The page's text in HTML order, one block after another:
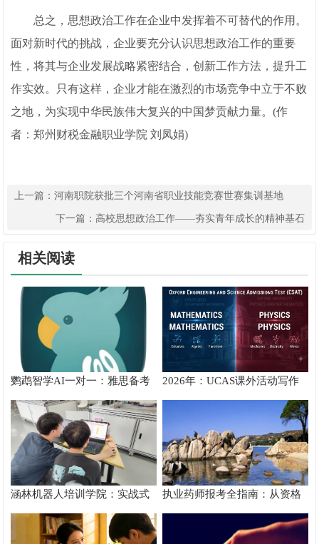
总之，思想政治工作在企业中发挥着不可替代的作用。
面对新时代的挑战，企业要充分认识思想政治工作的重要
性，将其与企业发展战略紧密结合，创新工作方法，提升工
作实效。只有这样，企业才能在激烈的市场竞争中立于不败
之地，为实现中华民族伟大复兴的中国梦贡献力量。(作
者：郑州财税金融职业学院 刘凤娟)
上一篇：河南职院获批三个河南省职业技能竞赛世赛集训基地
下一篇： 高校思想政治工作——夯实青年成长的精神基石
相关阅读
鹦鹉智学AI一对一：雅思备考
真实提分测评
2026年：UCAS课外活动写作
攻略
涵林机器人培训学院：实战式
教学如何炼成
执业药师报考全指南：从资格
核验到备考落地完整手册